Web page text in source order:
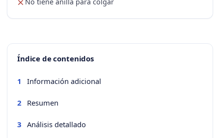
No tiene anilla para colgar
Índice de contenidos
1 Información adicional
2 Resumen
3 Análisis detallado